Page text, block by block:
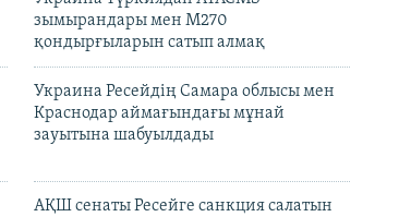
зымырандары мен M270
қондырғыларын сатып алмақ
Украина Ресейдің Самара облысы мен
Краснодар аймағындағы мұнай
зауытына шабуылдады
АҚШ сенаты Ресейге санкция салатын